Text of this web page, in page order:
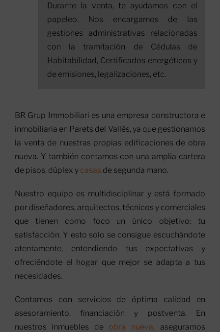
Durante la venta, te ayudamos con el
papeleo. Nos encargamos de las
gestiones administrativas relacionadas
con la tramitación de Cédulas de
Habitabilidad, Certificados energéticos y
de emisiones, legalizaciones, etc.
BR Grup Immobiliari es una empresa constructora e
inmobiliaria en Parets del Vallès, ya que gestionamos
la venta de nuestras propias edificaciones de obra
nueva. Y también contamos con una amplia cartera
de pisos, dúplex y casas de segunda mano.
Nuestro equipo es multidisciplinar y está formado
por diseñadores, arquitectos, técnicos y comerciales
que tienen como foco un único objetivo: tu
satisfacción. Y esto solo se consigue escuchándote
atentamente, entendiendo tus expectativas y
ofreciéndote el hogar que mejor se adapta a tus
necesidades.
Contamos con servicios de óptima calidad en
asesoramiento, financiación y postventa. En
nuestros inmuebles de obra nueva, aseguramos